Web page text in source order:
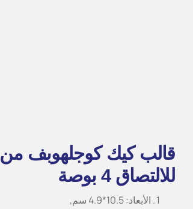
قالب كيك كوجلهوبف من
للالتصاق 4 بوصة
الأبعاد: 10.5*4.9 سم,